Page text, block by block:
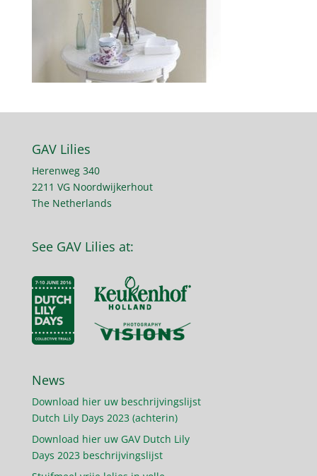
GAV Lilies
Herenweg 340
2211 VG Noordwijkerhout
The Netherlands
See GAV Lilies at:
News
Download hier uw beschrijvingslijst
Dutch Lily Days 2023 (achterin)
Download hier uw GAV Dutch Lily
Days 2023 beschrijvingslijst